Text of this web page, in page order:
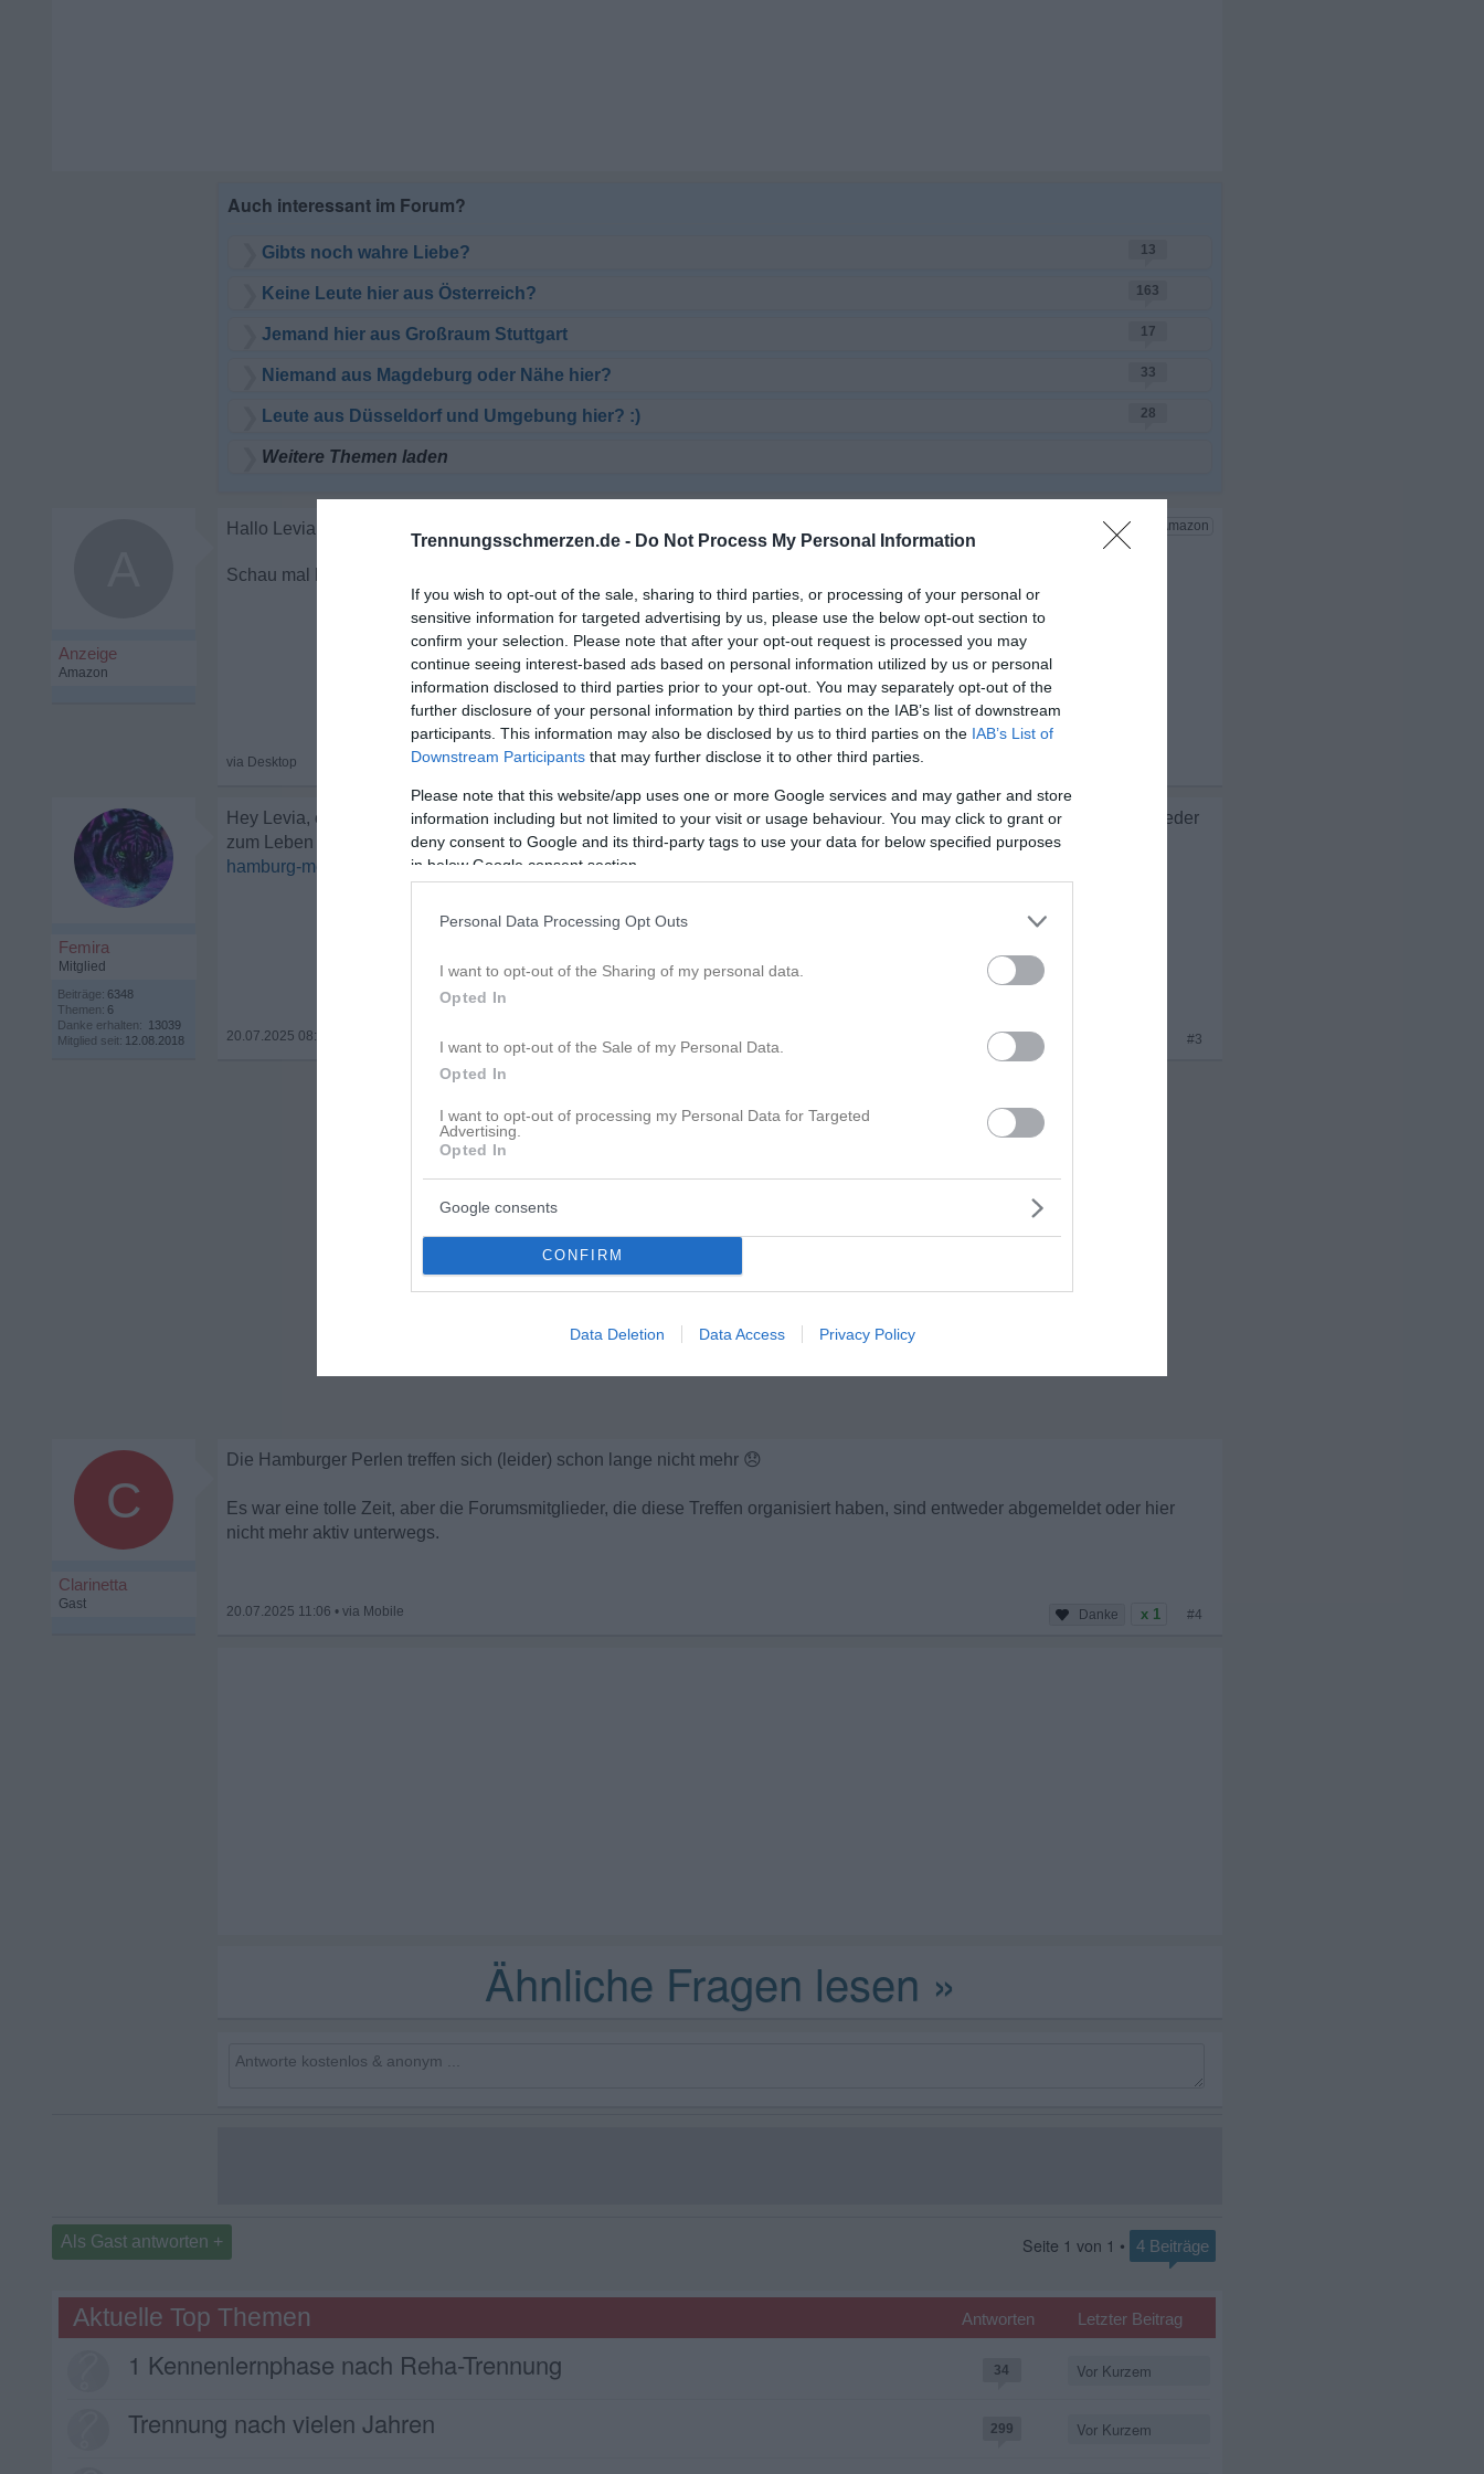
Trennungsschmerzen.de - Do Not Process My Personal Information
If you wish to opt-out of the sale, sharing to third parties, or processing of your personal or
sensitive information for targeted advertising by us, please use the below opt-out section to
confirm your selection. Please note that after your opt-out request is processed you may
continue seeing interest-based ads based on personal information utilized by us or personal
information disclosed to third parties prior to your opt-out. You may separately opt-out of the
further disclosure of your personal information by third parties on the IAB’s list of downstream
participants. This information may also be disclosed by us to third parties on the IAB’s List of
Downstream Participants that may further disclose it to other third parties.
Please note that this website/app uses one or more Google services and may gather and store
information including but not limited to your visit or usage behaviour. You may click to grant or
deny consent to Google and its third-party tags to use your data for below specified purposes
in below Google consent section.
Personal Data Processing Opt Outs
I want to opt-out of the Sharing of my personal data.
Opted In
I want to opt-out of the Sale of my Personal Data.
Opted In
I want to opt-out of processing my Personal Data for Targeted
Advertising.
Opted In
Google consents
CONFIRM
Data Deletion Data Access Privacy Policy
Gibts noch wahre Liebe? 13
Keine Leute hier aus Österreich? 163
Jemand hier aus Großraum Stuttgart 17
Niemand aus Magdeburg oder Nähe hier? 33
Leute aus Düsseldorf und Umgebung hier? :) 28
Weitere Themen laden
Femira
Mitglied
Beiträge: 6348
Themen: 6
Danke erhalten: 13039
Mitglied seit: 12.08.2018
Hey Levia, es gab einen sehr aktiven Hamburg Treff. Keine Ahnung, ob es den noch gibt, aber vielleicht kannst du ihn wieder
zum Leben erwecken.
hamburg-meine-perle-t26537.html?hilit=Meine%20Perle#p551466
20.07.2025 08:10 #3
C
Clarinetta
Gast
Die Hamburger Perlen treffen sich (leider) schon lange nicht mehr 😞
Es war eine tolle Zeit, aber die Forumsmitglieder, die diese Treffen organisiert haben, sind entweder abgemeldet oder hier
nicht mehr aktiv unterwegs.
20.07.2025 11:06 • x 1 #4
Als Gast antworten + Seite 1 von 1 • 4 Beiträge
Aktuelle Top Themen Antworten Letzter Beitrag
1 Kennenlernphase nach Reha-Trennung Vor Kurzem
34
Trennung nach vielen Jahren Vor Kurzem
299